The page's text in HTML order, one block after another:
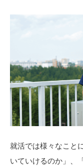
就活では様々なこと
いていけるのか」、